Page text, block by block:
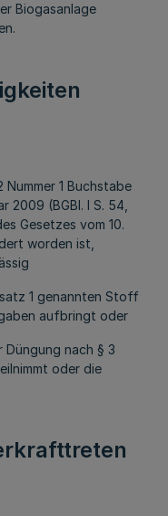
Biogasanlage
1 Buchstabe
2009 (BGBl. I S. 54,
Gesetzes vom 10.
worden ist,
1 genannten Stoff
aufbringt oder
Düngung nach § 3
oder die